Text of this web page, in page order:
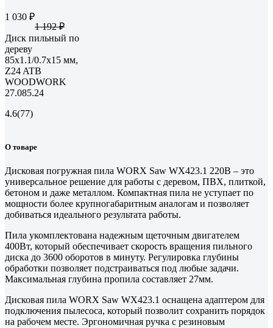
1 030 ₽
1 192 ₽
Диск пильный по
дереву
85x1.1/0.7x15 мм,
Z24 ATB
WOODWORK
27.085.24
4.6(77)
О товаре
Дисковая погружная пила WORX Saw WX423.1 220В – это
универсальное решение для работы с деревом, ПВХ, плиткой,
бетоном и даже металлом. Компактная пила не уступает по
мощности более крупногабаритным аналогам и позволяет
добиваться идеального результата работы.
Пила укомплектована надежным щеточным двигателем
400Вт, который обеспечивает скорость вращения пильного
диска до 3600 оборотов в минуту. Регулировка глубины
обработки позволяет подстраиваться под любые задачи.
Максимальная глубина пропила составляет 27мм.
Дисковая пила WORX Saw WX423.1 оснащена адаптером для
подключения пылесоса, который позволит сохранить порядок
на рабочем месте. Эргономичная ручка с резиновым